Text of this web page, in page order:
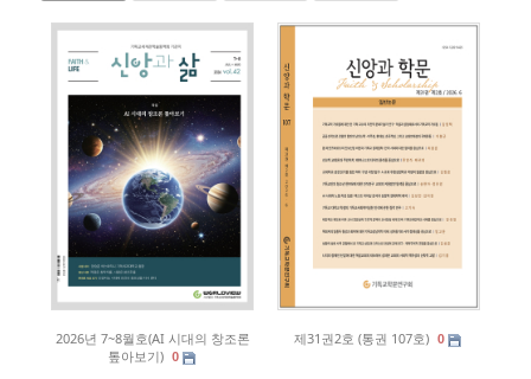
2026년 7~8월호(AI 시대의 창조론
톺아보기) 0
제31권2호 (통권 107호) 0